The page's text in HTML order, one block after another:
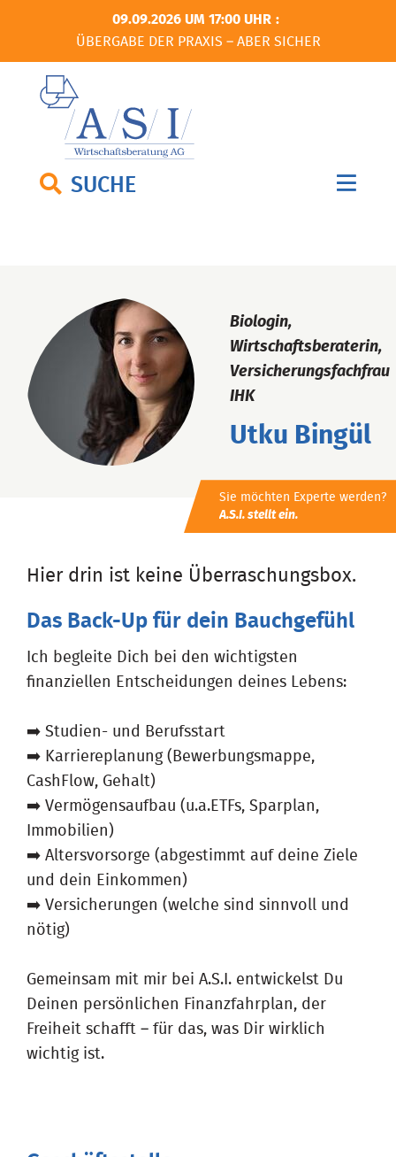
09.09.2026 UM 17:00 UHR
ÜBERGABE DER PRAXIS – ABER SICHER
SUCHE
Biologin,
Wirtschaftsberaterin,
Versicherungsfachfrau
IHK
Utku Bingül
Sie möchten Experte werden?
A.S.I. stellt ein.
Hier drin ist keine Überraschungsbox.
Das Back-Up für dein Bauchgefühl
Ich begleite Dich bei den wichtigsten
finanziellen Entscheidungen deines Lebens:
➡️ Studien- und Berufsstart
➡️ Karriereplanung (Bewerbungsmappe,
CashFlow, Gehalt)
➡️ Vermögensaufbau (u.a.ETFs, Sparplan,
Immobilien)
➡️ Altersvorsorge (abgestimmt auf deine Ziele
und dein Einkommen)
➡️ Versicherungen (welche sind sinnvoll und
nötig)
Gemeinsam mit mir bei A.S.I. entwickelst Du
Deinen persönlichen Finanzfahrplan, der
Freiheit schafft – für das, was Dir wirklich
wichtig ist.